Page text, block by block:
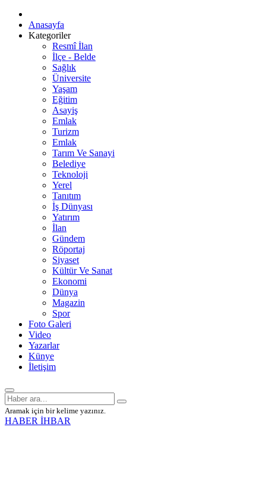
Anasayfa
Kategoriler
Resmî İlan
İlçe - Belde
Sağlık
Üniversite
Yaşam
Eğitim
Asayiş
Emlak
Turizm
Emlak
Tarım Ve Sanayi
Belediye
Teknoloji
Yerel
Tanıtım
İş Dünyası
Yatırım
İlan
Gündem
Röportaj
Siyaset
Kültür Ve Sanat
Ekonomi
Dünya
Magazin
Spor
Foto Galeri
Video
Yazarlar
Künye
İletişim
Aramak için bir kelime yazınız.
HABER İHBAR